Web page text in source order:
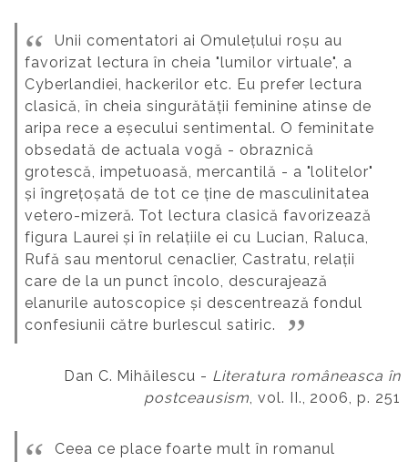
Unii comentatori ai Omulețului roșu au
favorizat lectura în cheia "lumilor virtuale", a
Cyberlandiei, hackerilor etc. Eu prefer lectura
clasică, în cheia singurătății feminine atinse de
aripa rece a eșecului sentimental. O feminitate
obsedată de actuala vogă - obraznică
grotescă, impetuoasă, mercantilă - a "lolitelor"
și îngrețoșată de tot ce ține de masculinitatea
vetero-mizeră. Tot lectura clasică favorizează
figura Laurei și în relațiile ei cu Lucian, Raluca,
Rufă sau mentorul cenaclier, Castratu, relații
care de la un punct încolo, descurajează
elanurile autoscopice și descentrează fondul
confesiunii către burlescul satiric.
Dan C. Mihăilescu - Literatura româneasca în
postceausism, vol. II., 2006, p. 251
Ceea ce place foarte mult în romanul